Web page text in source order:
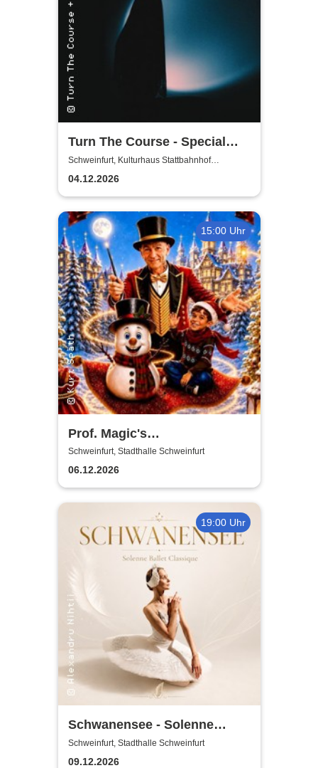
Turn The Course - Special
Guests - Dieversity + Spitter
Schweinfurt, Kulturhaus Stattbahnhof
Schweinfurt
04.12.2026
15:00 Uhr
Prof. Magic's
Weihnachtswunder
Schweinfurt, Stadthalle Schweinfurt
06.12.2026
19:00 Uhr
Schwanensee - Solenne
Ballet Classique
Schweinfurt, Stadthalle Schweinfurt
09.12.2026